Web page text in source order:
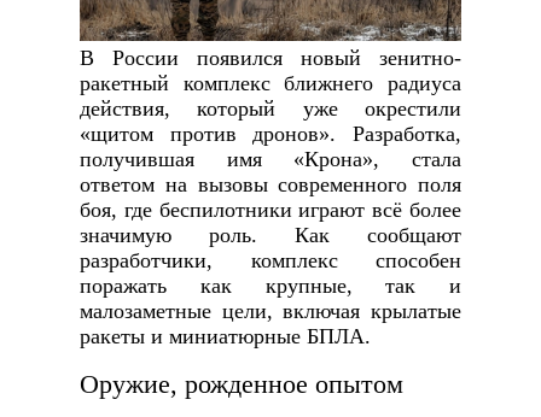
В России появился новый зенитно-
ракетный комплекс ближнего радиуса
действия, который уже окрестили
«щитом против дронов». Разработка,
получившая имя «Крона», стала
ответом на вызовы современного поля
боя, где беспилотники играют всё более
значимую роль. Как сообщают
разработчики, комплекс способен
поражать как крупные, так и
малозаметные цели, включая крылатые
ракеты и миниатюрные БПЛА.
Оружие, рожденное опытом